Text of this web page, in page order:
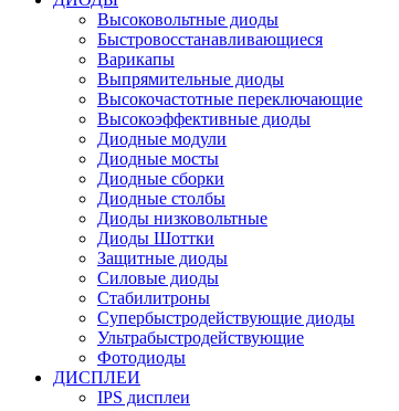
Высоковольтные диоды
Быстровосстанавливающиеся
Варикапы
Выпрямительные диоды
Высокочастотные переключающие
Высокоэффективные диоды
Диодные модули
Диодные мосты
Диодные сборки
Диодные столбы
Диоды низковольтные
Диоды Шоттки
Защитные диоды
Силовые диоды
Стабилитроны
Супербыстродействующие диоды
Ультрабыстродействующие
Фотодиоды
ДИСПЛЕИ
IPS дисплеи